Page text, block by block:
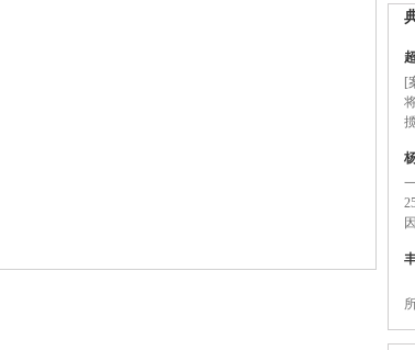
《中共中央 国务院关于
国家发展改革委等部门
关于公开遴选《建设项
关于开展2023年全国节
关于印发《中央党政机
[